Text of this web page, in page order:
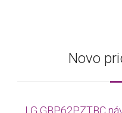
Novo
LG GBP62PZTBC